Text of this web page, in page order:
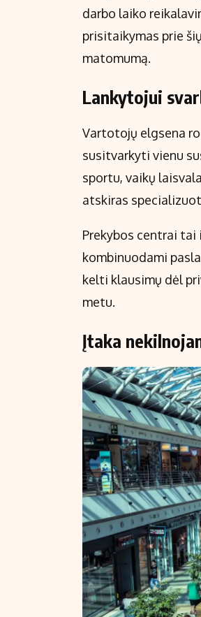
darbo laiko
prisitaikymas prie
matomumą.
Lankytojui
Vartotojų elgsena
susitvarkyti vienu
sportu, vaikų
atskiras
Prekybos centrai tai
kombinuodami
kelti klausimų dėl
metu.
Įtaka